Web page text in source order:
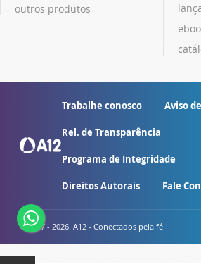
outros produtos
Trabalhe conosco Aviso
Rel. de Transparência
Programa de Integridade
Direitos Autorais Fale
© 2007 - 2026. A12 - Conectados pela fé.